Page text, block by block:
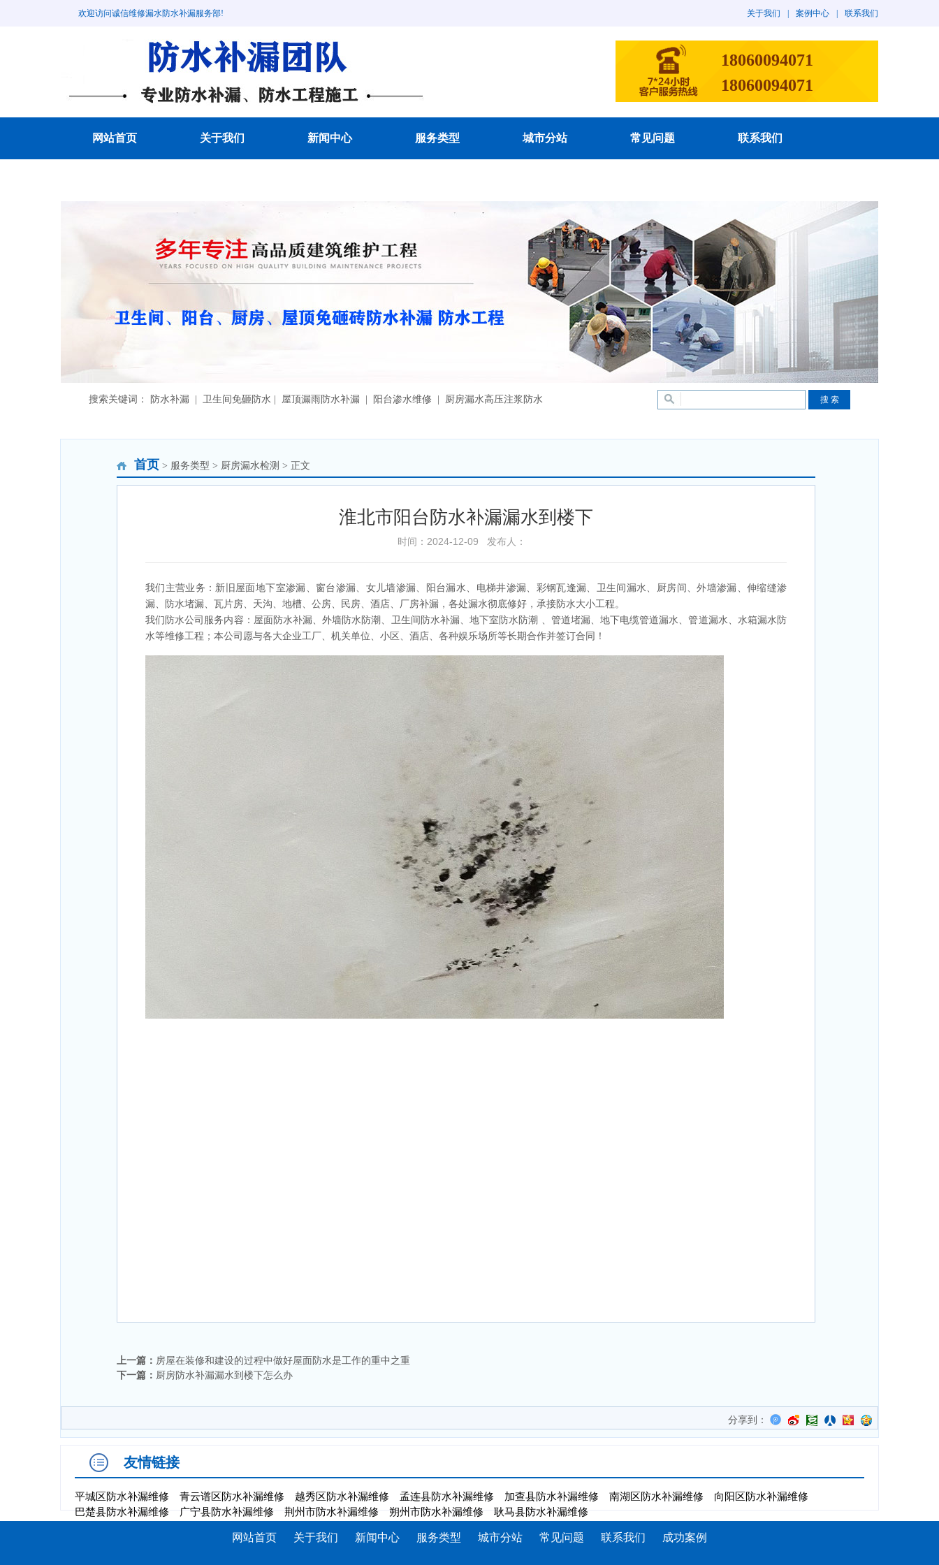
欢迎访问诚信维修漏水防水补漏服务部! 关于我们 案例中心 联系我们
18060094071
18060094071
网站首页 关于我们 新闻中心 服务类型 城市分站 常见问题 联系我们
搜索关键词： 防水补漏 | 卫生间免砸防水 | 屋顶漏雨防水补漏 | 阳台渗水维修 | 厨房漏水高压注浆防水
首页 > 服务类型 > 厨房漏水检测 > 正文
淮北市阳台防水补漏漏水到楼下
时间：2024-12-09 发布人：
我们主营业务：新旧屋面地下室渗漏、窗台渗漏、女儿墙渗漏、阳台漏水、电梯井渗漏、彩钢瓦逢漏、卫生间漏水、厨房间、外墙渗漏、伸缩缝渗
漏、防水堵漏、瓦片房、天沟、地槽、公房、民房、酒店、厂房补漏，各处漏水彻底修好，承接防水大小工程。
我们防水公司服务内容：屋面防水补漏、外墙防水防潮、卫生间防水补漏、地下室防水防潮 、管道堵漏、地下电缆管道漏水、管道漏水、水箱漏水防
水等维修工程；本公司愿与各大企业工厂、机关单位、小区、酒店、各种娱乐场所等长期合作并签订合同！
上一篇： 房屋在装修和建设的过程中做好屋面防水是工作的重中之重
下一篇： 厨房防水补漏漏水到楼下怎么办
分享到：
友情链接
平城区防水补漏维修 青云谱区防水补漏维修 越秀区防水补漏维修 孟连县防水补漏维修 加查县防水补漏维修 南湖区防水补漏维修
向阳区防水补漏维修
巴楚县防水补漏维修
广宁县防水补漏维修 荆州市防水补漏维修 朔州市防水补漏维修 耿马县防水补漏维修
网站首页 关于我们 新闻中心 服务类型 城市分站 常见问题 联系我们 成功案例